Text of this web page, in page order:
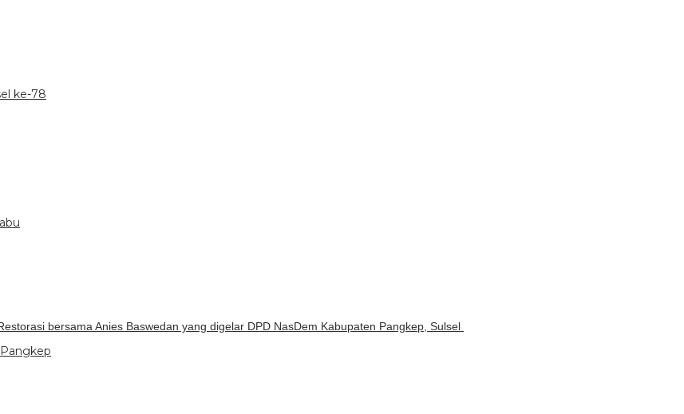
ke-78
bersama Anies Baswedan yang digelar DPD NasDem Kabupaten Pangkep, Sulsel